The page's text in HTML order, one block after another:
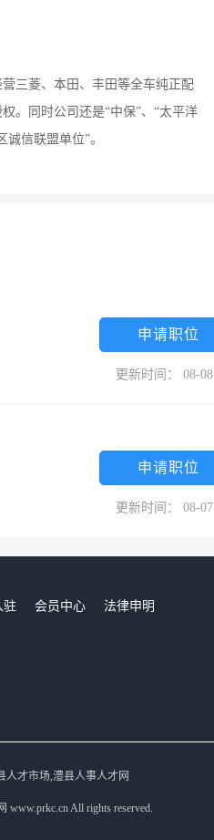
三菱、本田、丰田等全车纯正配
。同时公司还是“中保”、“太平洋
信联盟单位”。
申请职位
更新时间： 08-08
申请职位
更新时间： 08-07
驻 会员中心
法律申明
人才市场,澧县人事人才网
www.prkc.cn All rights reserved.